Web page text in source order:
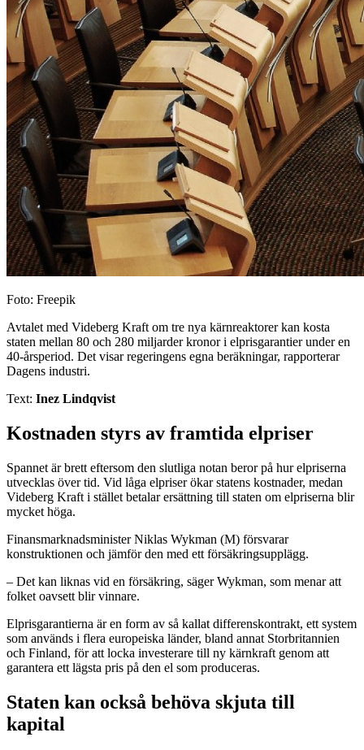
Foto: Freepik
Avtalet med Videberg Kraft om tre nya kärnreaktorer kan kosta
staten mellan 80 och 280 miljarder kronor i elprisgarantier under en
40-årsperiod. Det visar regeringens egna beräkningar, rapporterar
Dagens industri.
Text: Inez Lindqvist
Kostnaden styrs av framtida elpriser
Spannet är brett eftersom den slutliga notan beror på hur elpriserna
utvecklas över tid. Vid låga elpriser ökar statens kostnader, medan
Videberg Kraft i stället betalar ersättning till staten om elpriserna blir
mycket höga.
Finansmarknadsminister Niklas Wykman (M) försvarar
konstruktionen och jämför den med ett försäkringsupplägg.
– Det kan liknas vid en försäkring, säger Wykman, som menar att
folket oavsett blir vinnare.
Elprisgarantierna är en form av så kallat differenskontrakt, ett system
som används i flera europeiska länder, bland annat Storbritannien
och Finland, för att locka investerare till ny kärnkraft genom att
garantera ett lägsta pris på den el som produceras.
Staten kan också behöva skjuta till
kapital